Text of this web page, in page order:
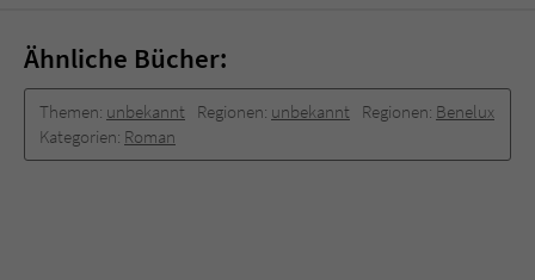
Ähnliche Bücher:
Themen: unbekannt Regionen: unbekannt Regionen: Benelux
Kategorien: Roman